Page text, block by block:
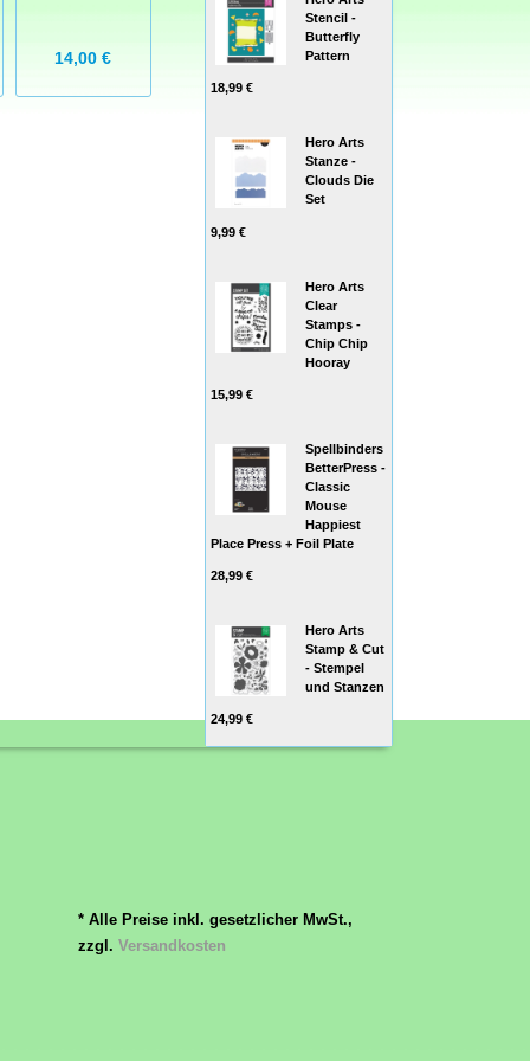
14,00 € 5,75 €
Stencil -
Butterfly
Pattern
18,99 €
Hero Arts
Stanze -
Clouds Die
Set
9,99 €
Hero Arts
Clear
Stamps -
Chip Chip
Hooray
15,99 €
Spellbinders
BetterPress -
Classic
Mouse
Happiest
Place Press + Foil Plate
28,99 €
Hero Arts
Stamp & Cut
- Stempel
und Stanzen
24,99 €
* Alle Preise inkl. gesetzlicher MwSt.,
zzgl. Versandkosten